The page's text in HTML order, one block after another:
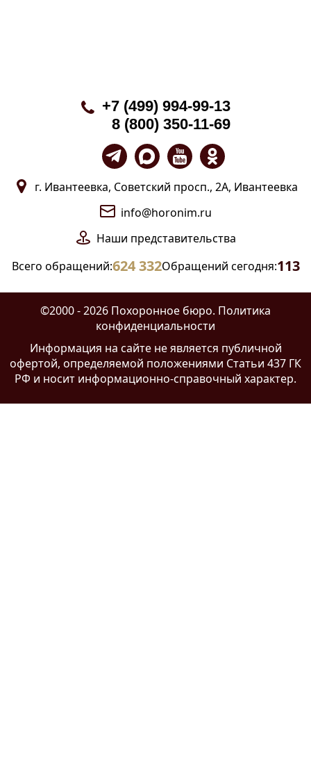
+7 (499) 994-99-13
8 (800) 350-11-69
г. Ивантеевка, Советский просп., 2А, Ивантеевка
info@horonim.ru
Наши представительства
Всего обращений:624 332Обращений сегодня:113
©2000 - 2026 Похоронное бюро. Политика
конфиденциальности
Информация на сайте не является публичной
офертой, определяемой положениями Статьи 437 ГК
РФ и носит информационно-справочный характер.